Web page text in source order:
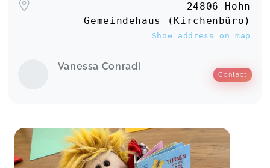
24806 Hohn
Gemeindehaus (Kirchenbüro)
Show address on map
Vanessa Conradi
Contact